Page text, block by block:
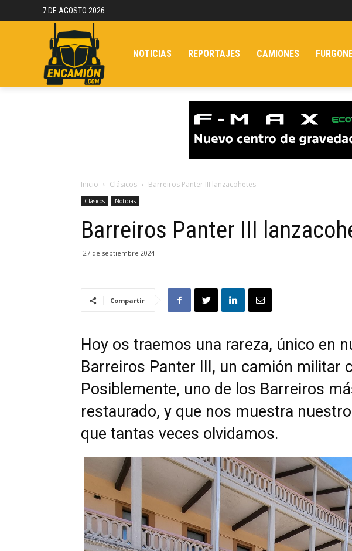
7 DE AGOSTO 2026
NOTICIAS REPORTAJES CAMIONES
Inicio Clásicos Barreiros Panter III lanzacohetes
Clásicos Noticias
Barreiros Panter III
27 de septiembre 2024
Compartir
Hoy os traemos una rareza, único en
Barreiros Panter III, un camión militar
Posiblemente, uno de los Barreiros
restaurado, y que nos muestra
que tantas veces olvidamos.